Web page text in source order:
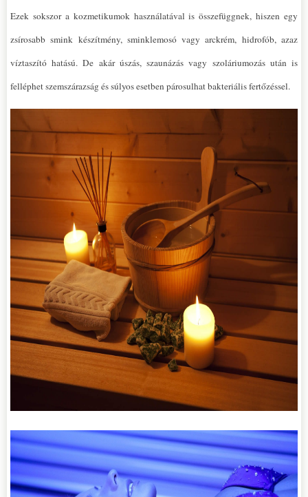
Ezek sokszor a kozmetikumok használatával is összefüggnek, hiszen egy
zsírosabb smink készítmény, sminklemosó vagy arckrém, hidrofób, azaz
víztaszító hatású. De akár úszás, szaunázás vagy szoláriumozás után is
felléphet szemszárazság és súlyos esetben párosulhat bakteriális fertőzéssel.